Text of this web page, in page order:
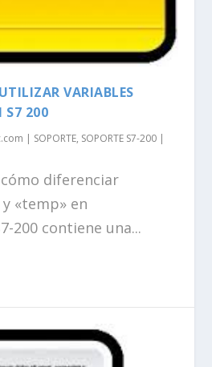
VARIABLES
S7 200
| SOPORTE, SOPORTE S7-200 |
diferenciar
«temp» en
200 contiene una...